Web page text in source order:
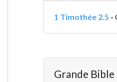
1 Timothée 2.5 -
Grande Bible